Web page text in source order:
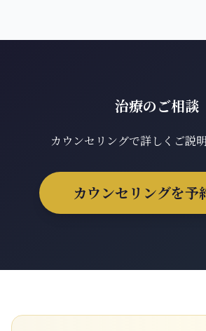
治療のご相談
カウンセリングで詳しくご説
カウンセリングを予